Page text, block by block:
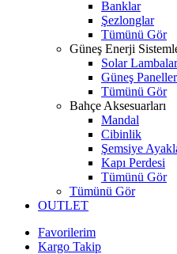
Banklar
Şezlonglar
Tümünü Gör
Güneş Enerji
Solar Lambalar
Güneş
Tümünü Gör
Bahçe Aksesuarları
Mandal
Cibinlik
Şemsiye
Kapı Perdesi
Tümünü Gör
Tümünü Gör
OUTLET
Favorilerim
Kargo Takip